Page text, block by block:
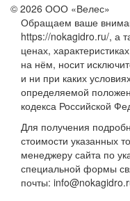
© 2026 ООО «Велес»
Обращаем ваше
https://nokagidro.ru/, а
ценах,
на нём, носит
и ни при каких
определяемой
кодекса Российской
Для получения
стоимости указанных
менеджеру сайта по
специальной формы
почты: